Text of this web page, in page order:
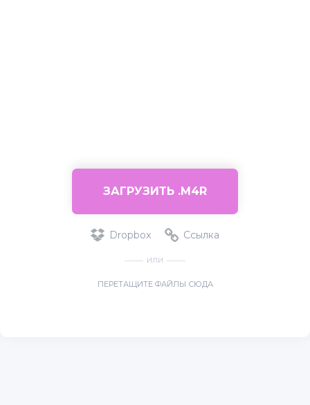
ЗАГРУЗИТЬ .M4R
Dropbox Ссылка
ИЛИ
ПЕРЕТАЩИТЕ ФАЙЛЫ СЮДА